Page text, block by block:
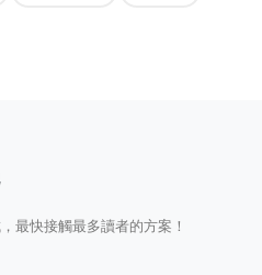
最快接觸最多讀者的方案！